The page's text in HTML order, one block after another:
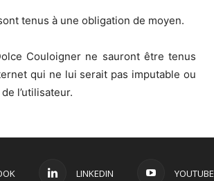
tenus à une obligation de moyen.
Couloigner ne sauront être tenus
qui ne lui serait pas imputable ou
l’utilisateur.
LINKEDIN YOUTUBE